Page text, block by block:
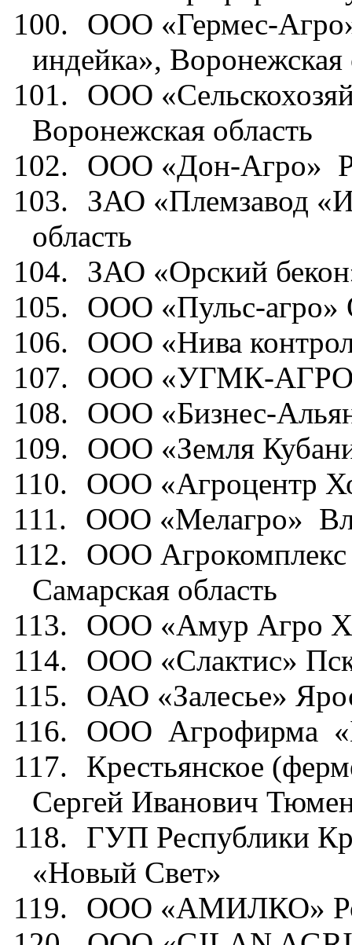
100.
ООО «Гермес-
индейка», Воронежская
101.
ООО
Воронежская область
102.
ООО «Дон-Агро»
103.
ЗАО «Племзавод
область
104.
ЗАО «Орский
105.
ООО «Пульс-агро»
106.
ООО «Нива
107.
ООО «УГМК-
108.
ООО «Бизнес-
109.
ООО «Земля
110.
ООО «Агроцентр
111.
ООО «Мелагро»
112.
ООО Агрокомплекс
Самарская область
113.
ООО «Амур Агро
114.
ООО «Слактис»
115.
ОАО «Залесье»
116.
ООО Агрофирма
117.
Крестьянское
Сергей Иванович
118.
ГУП Республики
«Новый Свет»
119.
ООО «АМИЛКО»